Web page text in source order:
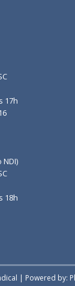
17h
18h
| Powered by: